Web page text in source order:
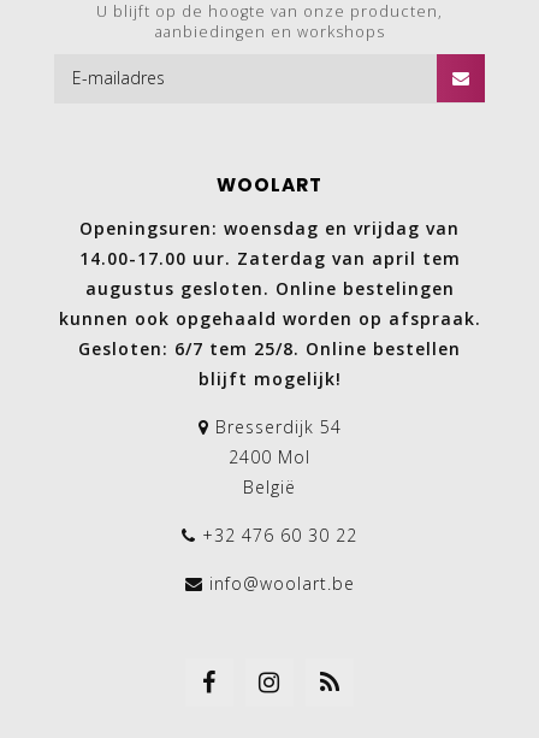
U blijft op de hoogte van onze producten,
aanbiedingen en workshops
WOOLART
Openingsuren: woensdag en vrijdag van
14.00-17.00 uur. Zaterdag van april tem
augustus gesloten. Online bestelingen
kunnen ook opgehaald worden op afspraak.
Gesloten: 6/7 tem 25/8. Online bestellen
blijft mogelijk!
Bresserdijk 54
2400 Mol
België
+32 476 60 30 22
info@woolart.be